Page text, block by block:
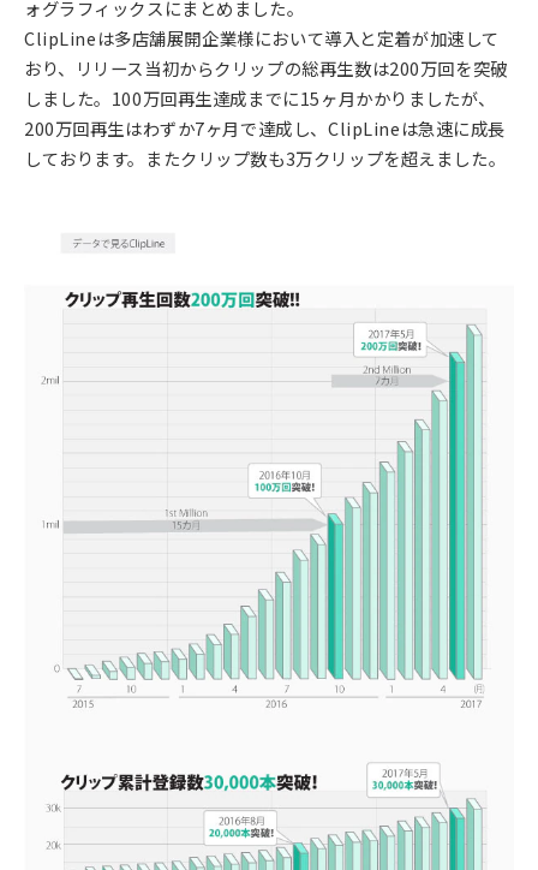
ォグラフィックスにまとめました。
ClipLineは多店舗展開企業様において導入と定着が加速して
おり、リリース当初からクリップの総再生数は200万回を突破
しました。100万回再生達成までに15ヶ月かかりましたが、
200万回再生はわずか7ヶ月で達成し、ClipLineは急速に成長
しております。またクリップ数も3万クリップを超えました。